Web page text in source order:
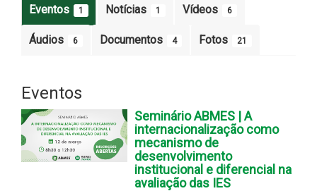
Eventos 1 Notícias 1 Vídeos 6
Áudios 6 Documentos 4 Fotos 21
Eventos
Seminário ABMES | A
internacionalização como
mecanismo de
desenvolvimento
institucional e diferencial na
avaliação das IES